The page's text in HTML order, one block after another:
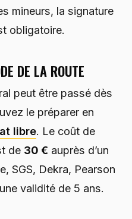
mineurs, la signature
obligatoire.
DE LA ROUTE
peut être passé dès
le préparer en
libre. Le coût de
de 30 € auprès d’un
SGS, Dekra, Pearson
validité de 5 ans.